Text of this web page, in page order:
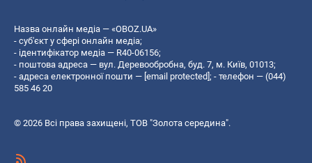
Назва онлайн медіа — «OBOZ.UA»
- суб'єкт у сфері онлайн медіа;
- ідентифікатор медіа — R40-06156;
- поштова адреса — вул. Деревообробна, буд. 7, м. Київ, 01013;
- адреса електронної пошти — [email protected] ; - телефон — (044)
585 46 20
© 2026 Всі права захищені, ТОВ "Золота середина".